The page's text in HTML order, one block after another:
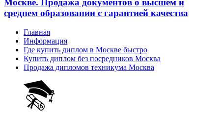
Москве. Продажа документов о высшем и
среднем образовании с гарантией качества
Главная
Информация
Где купить диплом в Москве быстро
Купить диплом без посредников Москва
Продажа дипломов техникума Москва